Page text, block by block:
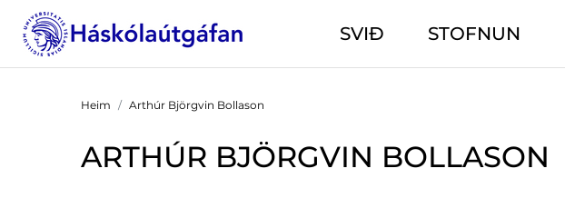
SVIÐ STOFNUN
Heim Arthúr Björgvin Bollason
ARTHÚR BJÖRGVIN BOLLASON